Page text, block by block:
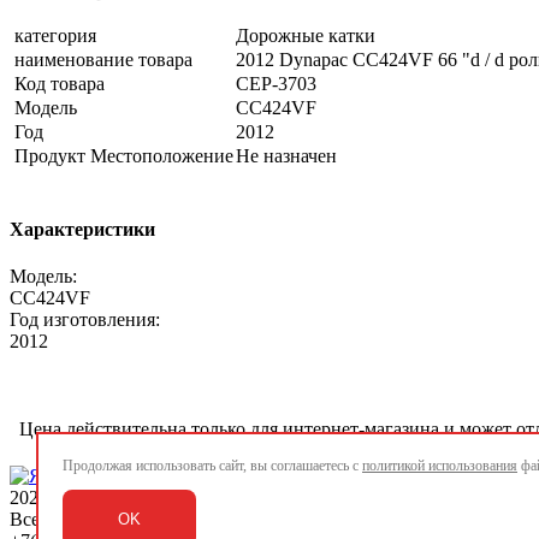
категория
Дорожные катки
наименование товара
2012 Dynapac CC424VF 66 "d / d
Код товара
CEP-3703
Модель
CC424VF
Год
2012
Продукт МестоположениеНе назначен
Характеристики
Модель:
CC424VF
Год изготовления:
2012
Цена действительна только для интернет-магазина и может
2026 © www.rigway.ru
Все права защищены
Продолжая использовать сайт, вы соглашаетесь с политикой использования
OK